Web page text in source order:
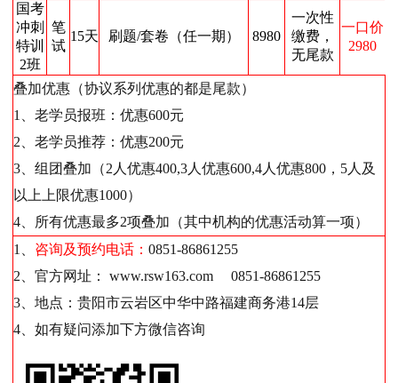
国考
冲刺
特训
2班
笔
试
15天 刷题/套卷（任一期） 8980
一次性
缴费，
无尾款
一口价
2980
叠加优惠（协议系列优惠的都是尾款）
1、老学员报班：优惠600元
2、老学员推荐：优惠200元
3、组团叠加（2人优惠400,3人优惠600,4人优惠800，5人及
以上上限优惠1000）
4、所有优惠最多2项叠加（其中机构的优惠活动算一项）
1、 咨询及预约电话： 0851-86861255
2、官方网址： www.rsw163.com 0851-86861255
3、地点：贵阳市云岩区中华中路福建商务港14层
4、如有疑问添加下方微信咨询